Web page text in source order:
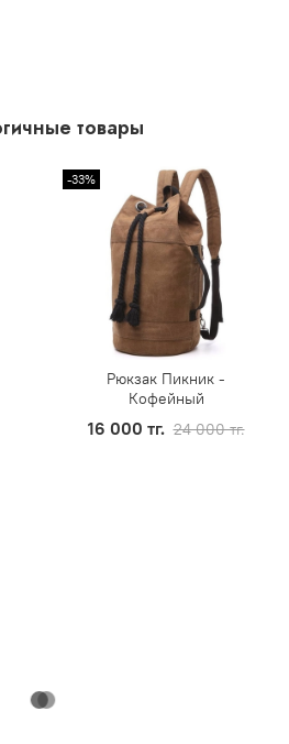
товары
-33%
Рюкзак Пикник -
Кофейный
16 000 тг. 24 000 тг.